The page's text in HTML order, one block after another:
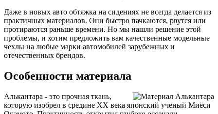
Даже в новых авто обтяжка на сидениях не всегда делается из
практичных материалов. Они быстро пачкаются, рвутся или
протираются раньше времени. Но мы нашли решение этой
проблемы, и хотим предложить вам качественные модельные
чехлы на любые марки автомобилей зарубежных и
отечественных брендов.
Особенности материала
Алькантара - это прочная ткань,
которую изобрел в средине ХХ века японский ученый Миёси